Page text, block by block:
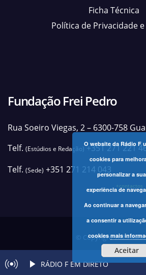
Ficha Técnica
Política de Privacidade
Fundação Frei Pedro
Rua Soeiro Viegas, 2 – 6300-758
Telf. (Estúdios e Redação)+351 271 221
Telf. (Sede) +351 271 214 043
+contactos
© Copyright 2025
O website da Rádio F
cookies para
personalizar a sua
experiência de
Ao continuar a
a consentir a
cookiesmais
Aceitar
RÁDIO F EM DIRETO